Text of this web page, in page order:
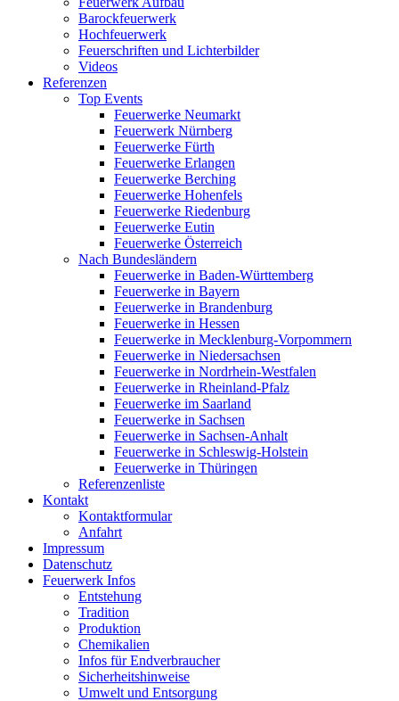
Barockfeuerwerk
Hochfeuerwerk
Feuerschriften und Lichterbilder
Videos
Referenzen
Top Events
Feuerwerke Neumarkt
Feuerwerk Nürnberg
Feuerwerke Fürth
Feuerwerke Erlangen
Feuerwerke Berching
Feuerwerke Hohenfels
Feuerwerke Riedenburg
Feuerwerke Eutin
Feuerwerke Österreich
Nach Bundesländern
Feuerwerke in Baden-Württemberg
Feuerwerke in Bayern
Feuerwerke in Brandenburg
Feuerwerke in Hessen
Feuerwerke in Mecklenburg-Vorpommern
Feuerwerke in Niedersachsen
Feuerwerke in Nordrhein-Westfalen
Feuerwerke in Rheinland-Pfalz
Feuerwerke im Saarland
Feuerwerke in Sachsen
Feuerwerke in Sachsen-Anhalt
Feuerwerke in Schleswig-Holstein
Feuerwerke in Thüringen
Referenzenliste
Kontakt
Kontaktformular
Anfahrt
Impressum
Datenschutz
Feuerwerk Infos
Entstehung
Tradition
Produktion
Chemikalien
Infos für Endverbraucher
Sicherheitshinweise
Umwelt und Entsorgung